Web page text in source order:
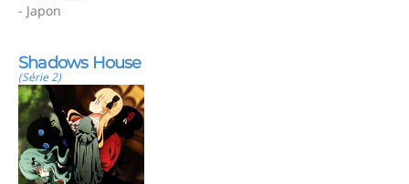
- Japon
Shadows House
(Série 2)